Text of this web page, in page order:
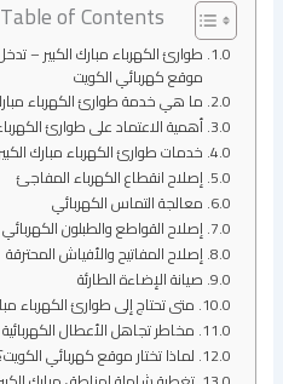
Table of Contents
طوارئ الكهرباء مبارك الكبير –
موقع كهربائي الكويت
ما هي خدمة طوارئ الكهرباء
أهمية الاعتماد على طوارئ
خدمات طوارئ الكهرباء مبارك
إصلاح انقطاع الكهرباء المفاجئ
معالجة التماس الكهربائي
إصلاح القواطع والطبلون الكهربائي
إصلاح المفاتيح والأفياش المحترقة
صيانة الإضاءة الطارئة
متى تحتاج إلى طوارئ الكهرباء
مخاطر تجاهل الأعطال الكهربائية
لماذا تختار موقع كهربائي